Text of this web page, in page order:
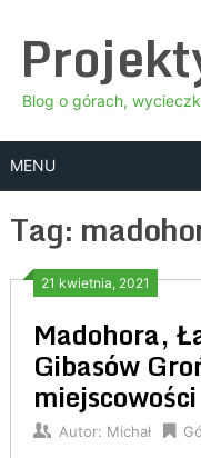
content
Blog o górach,
MENU
Tag:
21 kwietnia, 2021
Madohora,
Gibasów
Autor: Michał